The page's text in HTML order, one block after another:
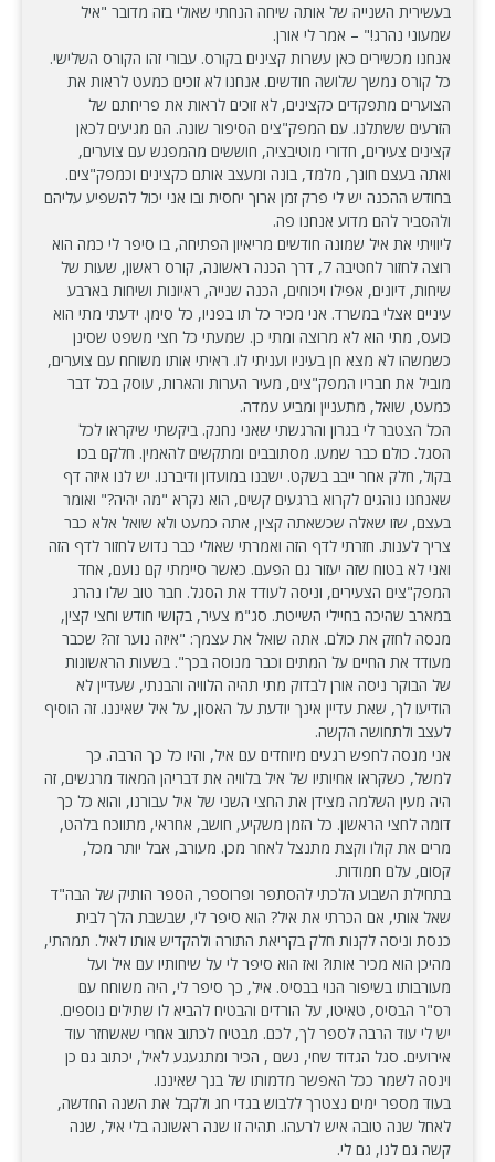
בעשירית השנייה של אותה שיחה הנחתי שאולי בזה מדובר "איל
שמעוני נהרג!" – אמר לי אורן.
אנחנו מכשירים כאן עשרות קצינים בקורס. עבורי זהו הקורס השלישי.
כל קורס נמשך שלושה חודשים. אנחנו לא זוכים כמעט לראות את
הצוערים מתפקדים כקצינים, לא זוכים לראות את פריחתם של
הזרעים ששתלנו. עם המפק"צים הסיפור שונה. הם מגיעים לכאן
קצינים צעירים, חדורי מוטיבציה, חוששים מהמפגש עם צוערים,
ואתה בעצם חונך, מלמד, בונה ומעצב אותם כקצינים וכמפק"צים.
בחודש ההכנה יש לי פרק זמן ארוך יחסית ובו אני יכול להשפיע עליהם
ולהסביר להם מדוע אנחנו פה.
ליוויתי את איל שמונה חודשים מריאיון הפתיחה, בו סיפר לי כמה הוא
רוצה לחזור לחטיבה 7, דרך הכנה ראשונה, קורס ראשון, שעות של
שיחות, דיונים, אפילו ויכוחים, הכנה שנייה, ראיונות ושיחות בארבע
עיניים אצלי במשרד. אני מכיר כל תו בפניו, כל סימן. ידעתי מתי הוא
כועס, מתי הוא לא מרוצה ומתי כן. שמעתי כל חצי משפט שסינן
כשמשהו לא מצא חן בעיניו ועניתי לו. ראיתי אותו משוחח עם צוערים,
מוביל את חבריו המפק"צים, מעיר הערות והארות, עוסק בכל דבר
כמעט, שואל, מתעניין ומביע עמדה.
הכל הצטבר לי בגרון והרגשתי שאני נחנק. ביקשתי שיקראו לכל
הסגל. כולם כבר שמעו. מסתובבים ומתקשים להאמין. חלקם בכו
בקול, חלק אחר ייבב בשקט. ישבנו במועדון ודיברנו. יש לנו איזה דף
שאנחנו נוהגים לקרוא ברגעים קשים, הוא נקרא "מה יהיה?" ואומר
בעצם, שזו שאלה שכשאתה קצין, אתה כמעט ולא שואל אלא כבר
צריך לענות. חזרתי לדף הזה ואמרתי שאולי כבר נדוש לחזור לדף הזה
ואני לא בטוח שזה יעזור גם הפעם. כאשר סיימתי קם נועם, אחד
המפק"צים הצעירים, וניסה לעודד את הסגל. חבר טוב שלו נהרג
במארב שהיכה בחיילי השייטת. סג"מ צעיר, בקושי חודש וחצי קצין,
מנסה לחזק את כולם. אתה שואל את עצמך: "איזה נוער זה? שכבר
מעודד את החיים על המתים וכבר מנוסה בכך". בשעות הראשונות
של הבוקר ניסה אורן לבדוק מתי תהיה הלוויה והבנתי, שעדיין לא
הודיעו לך, שאת עדיין אינך יודעת על האסון, על איל שאיננו. זה הוסיף
לעצב ולתחושה הקשה.
אני מנסה לחפש רגעים מיוחדים עם איל, והיו כל כך הרבה. כך
למשל, כשקראו אחיותיו של איל בלוויה את דבריהן המאוד מרגשים, זה
היה מעין השלמה מצידן את החצי השני של איל עבורנו, והוא כל כך
דומה לחצי הראשון. כל הזמן משקיע, חושב, אחראי, מתווכח בלהט,
מרים את קולו וקצת מתנצל לאחר מכן. מעורב, אבל יותר מכל,
קסום, עלם חמודות.
בתחילת השבוע הלכתי להסתפר ופרוספר, הספר הותיק של הבה"ד
שאל אותי, אם הכרתי את איל? הוא סיפר לי, שבשבת הלך לבית
כנסת וניסה לקנות חלק בקריאת התורה ולהקדיש אותו לאיל. תמהתי,
מהיכן הוא מכיר אותו? ואז הוא סיפר לי על שיחותיו עם איל ועל
מעורבותו בשיפור הנוי בבסיס. איל, כך סיפר לי, היה משוחח עם
רס"ר הבסיס, טאיטו, על הורדים והבטיח להביא לו שתילים נוספים.
יש לי עוד הרבה לספר לך, לכם. מבטיח לכתוב אחרי שאשחזר עוד
אירועים. סגל הגדוד שחי, נשם , הכיר ומתגעגע לאיל, יכתוב גם כן
וינסה לשמר ככל האפשר מדמותו של בנך שאיננו.
בעוד מספר ימים נצטרך ללבוש בגדי חג ולקבל את השנה החדשה,
לאחל שנה טובה איש לרעהו. תהיה זו שנה ראשונה בלי איל, שנה
קשה גם לנו, גם לי.